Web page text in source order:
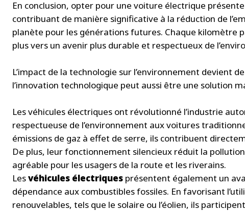
En conclusion, opter pour une voiture électrique
contribuant de manière significative à la réduction de
planète pour les générations futures. Chaque kilomètre
plus vers un avenir plus durable et respectueux de
L’impact de la technologie sur l’environnement devient
l’innovation technologique peut aussi être une solution
Les véhicules électriques ont révolutionné l’industrie
respectueuse de l’environnement aux voitures
émissions de gaz à effet de serre, ils contribuent
De plus, leur fonctionnement silencieux réduit la
agréable pour les usagers de la route et les riverains.
Lesvéhicules électriques présentent également un
dépendance aux combustibles fossiles. En favorisant
renouvelables, tels que le solaire ou l’éolien, ils